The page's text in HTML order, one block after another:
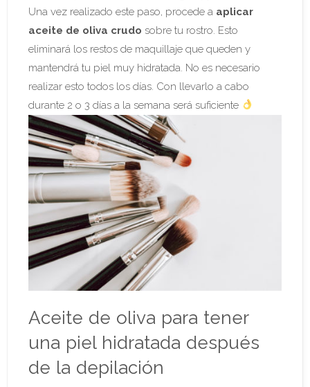
Una vez realizado este paso, procede a aplicar
aceite de oliva crudo sobre tu rostro. Esto
eliminará los restos de maquillaje que queden y
mantendrá tu piel muy hidratada. No es necesario
realizar esto todos los días. Con llevarlo a cabo
durante 2 o 3 días a la semana será suficiente
Aceite de oliva para tener
una piel hidratada después
de la depilación